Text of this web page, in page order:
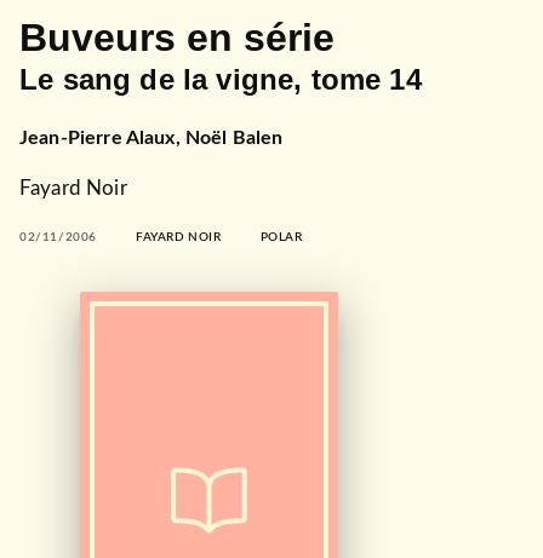
Buveurs en série
Le sang de la vigne, tome 14
Jean-Pierre Alaux, Noël Balen
Fayard Noir
02/11/2006 FAYARD NOIR POLAR